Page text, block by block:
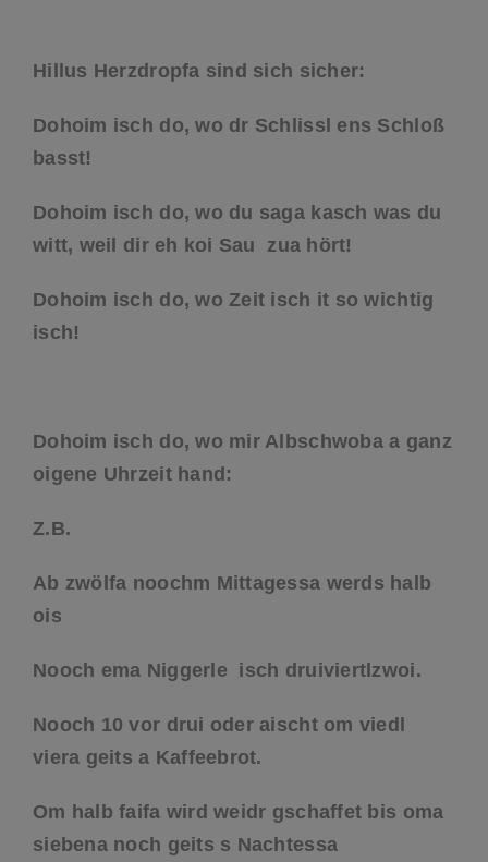
Hillus Herzdropfa sind sich sicher:
Dohoim isch do, wo dr Schlissl ens Schloß
basst!
Dohoim isch do, wo du saga kasch was du
witt, weil dir eh koi Sau zua hört!
Dohoim isch do, wo Zeit isch it so wichtig
isch!
Dohoim isch do, wo mir Albschwoba a ganz
oigene Uhrzeit hand:
Z.B.
Ab zwölfa noochm Mittagessa werds halb
ois
Nooch ema Niggerle isch druiviertlzwoi.
Nooch 10 vor drui oder aischt om viedl
viera geits a Kaffeebrot.
Om halb faifa wird weidr gschaffet bis oma
siebena noch geits s Nachtessa